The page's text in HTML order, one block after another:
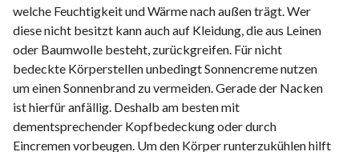
welche Feuchtigkeit und Wärme nach außen trägt. Wer
diese nicht besitzt kann auch auf Kleidung, die aus Leinen
oder Baumwolle besteht, zurückgreifen. Für nicht
bedeckte Körperstellen unbedingt Sonnencreme nutzen
um einen Sonnenbrand zu vermeiden. Gerade der Nacken
ist hierfür anfällig. Deshalb am besten mit
dementsprechender Kopfbedeckung oder durch
Eincremen vorbeugen. Um den Körper runterzukühlen hilft